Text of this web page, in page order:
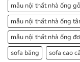
mẫu nội thất nhà ống
mẫu nội thất nhà ống
mẫu nội thất nhà ống
sofa băng
sofa cao